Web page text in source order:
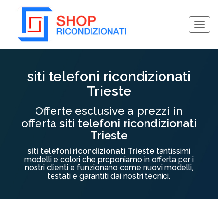
siti telefoni ricondizionati
Trieste
Offerte esclusive a prezzi in
offerta siti telefoni ricondizionati
Trieste
siti telefoni ricondizionati Trieste tantissimi
modelli e colori che proponiamo in offerta per i
nostri clienti e funzionano come nuovi modelli,
testati e garantiti dai nostri tecnici.